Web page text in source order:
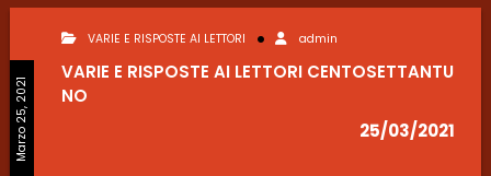
Marzo 25, 2021
VARIE E RISPOSTE AI LETTORI admin
VARIE E RISPOSTE AI LETTORI CENTOSETTANTU
NO
25/03/2021